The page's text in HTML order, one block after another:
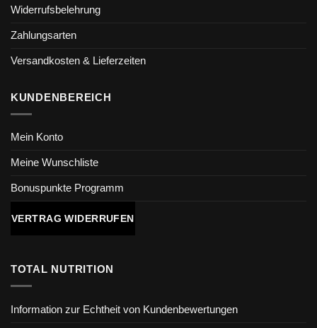
Widerrufsbelehrung
Zahlungsarten
Versandkosten & Lieferzeiten
KUNDENBEREICH
Mein Konto
Meine Wunschliste
Bonuspunkte Programm
VERTRAG WIDERRUFEN
TOTAL NUTRITION
Information zur Echtheit von Kundenbewertungen